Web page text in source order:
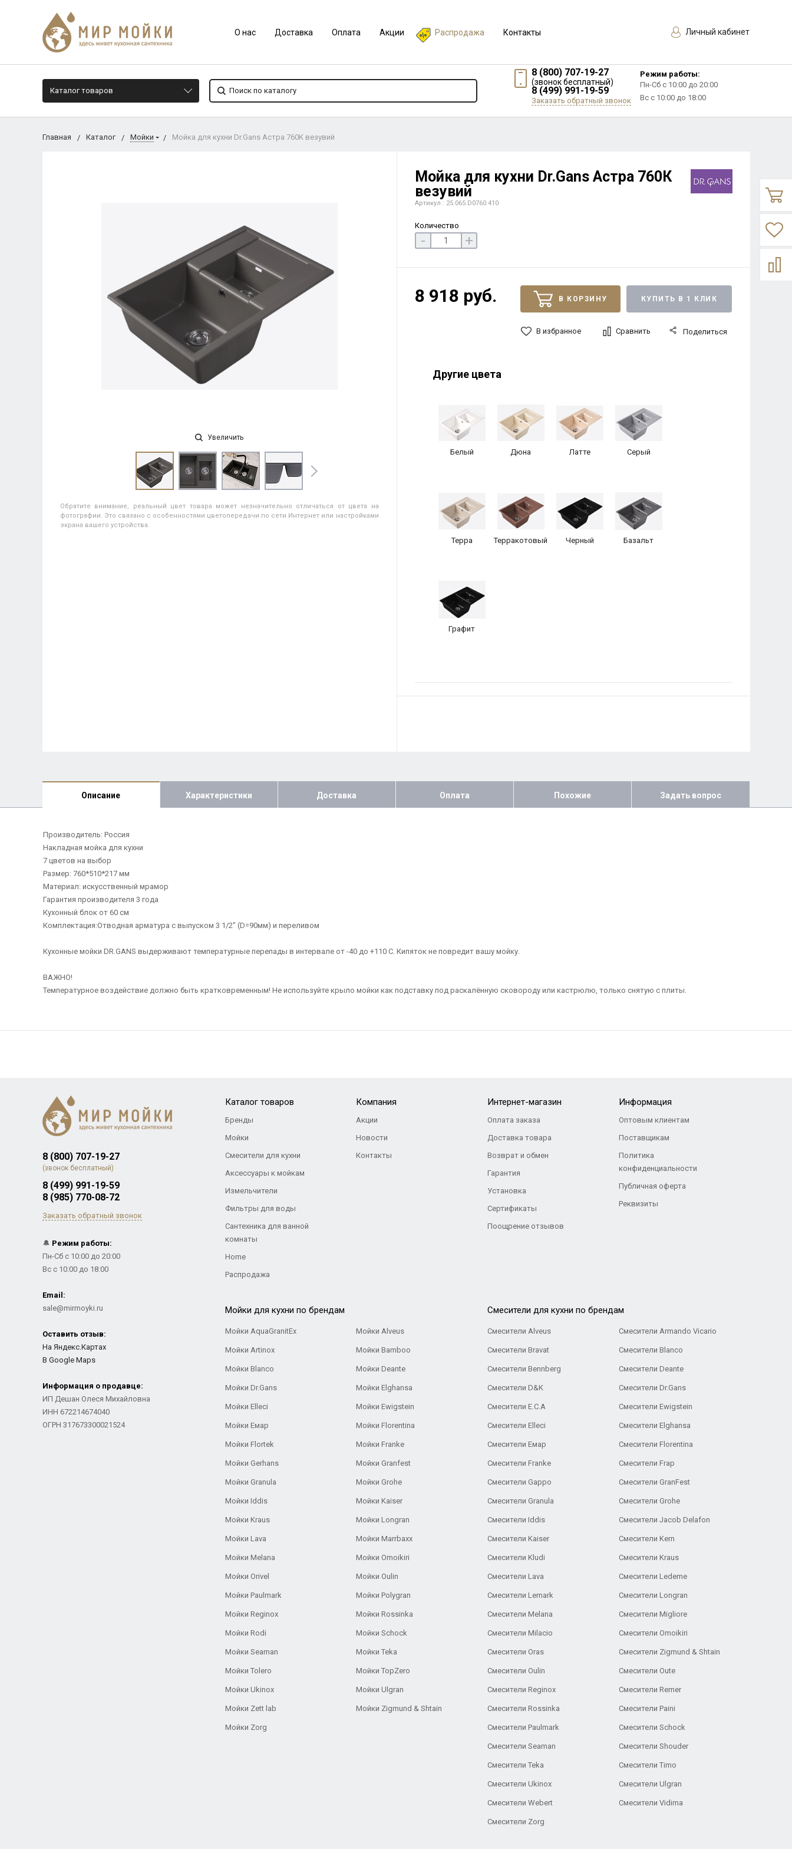
О нас Доставка Оплата Акции Распродажа Контакты Личный кабинет
Каталог товаров
8 (800) 707-19-27
(звонок бесплатный)
8 (499) 991-19-59
Заказать обратный звонок
Режим работы:
Пн-Сб с 10:00 до 20:00
Вс с 10:00 до 18:00
Главная Каталог Мойки Мойка для кухни Dr.Gans Астра 760К везувий
Увеличить
Обратите внимание, реальный цвет товара может незначительно отличаться от цвета на
фотографии. Это связано с особенностями цветопередачи по сети Интернет или настройками
экрана вашего устройства.
Мойка для кухни Dr.Gans Астра 760К
везувий
Артикул : 25.065.D0760.410
Количество
- +
8 918 руб. В КОРЗИНУ КУПИТЬ В 1 КЛИК
В избранное Сравнить Поделиться
Другие цвета
Белый Дюна Латте Серый
Терра Терракотовый Черный Базальт
Графит
Описание Характеристики Доставка Оплата Похожие Задать вопрос
Производитель: Россия
Накладная мойка для кухни
7 цветов на выбор
Размер: 760*510*217 мм
Материал: искусственный мрамор
Гарантия производителя 3 года
Кухонный блок от 60 см
Комплектация:Отводная арматура с выпуском 3 1/2" (D=90мм) и переливом
Кухонные мойки DR.GANS выдерживают температурные перепады в интервале от -40 до +110 С. Кипяток не повредит вашу мойку.
ВАЖНО!
Температурное воздействие должно быть кратковременным! Не используйте крыло мойки как подставку под раскалённую сковороду или кастрюлю, только снятую с плиты.
8 (800) 707-19-27
(звонок бесплатный)
8 (499) 991-19-59
8 (985) 770-08-72
Заказать обратный звонок
🔔 Режим работы:
Пн-Сб с 10:00 до 20:00
Вс с 10:00 до 18:00
Email:
sale@mirmoyki.ru
Оставить отзыв:
На Яндекс.Картах
В Google Maps
Информация о продавце:
ИП Дешан Олеся Михайловна
ИНН 672214674040
ОГРН 317673300021524
Каталог товаров
Бренды
Мойки
Смесители для кухни
Аксессуары к мойкам
Измельчители
Фильтры для воды
Сантехника для ванной
комнаты
Home
Распродажа
Компания
Акции
Новости
Контакты
Интернет-магазин
Оплата заказа
Доставка товара
Возврат и обмен
Гарантия
Установка
Сертификаты
Поощрение отзывов
Информация
Оптовым клиентам
Поставщикам
Политика
конфиденциальности
Публичная оферта
Реквизиты
Мойки для кухни по брендам
Мойки AquaGranitEx Мойки Alveus
Мойки Artinox Мойки Bamboo
Мойки Blanco Мойки Deante
Мойки Dr.Gans Мойки Elghansa
Мойки Elleci Мойки Ewigstein
Мойки Емар Мойки Florentina
Мойки Flortek Мойки Franke
Мойки Gerhans Мойки Granfest
Мойки Granula Мойки Grohe
Мойки Iddis Мойки Kaiser
Мойки Kraus Мойки Longran
Мойки Lava Мойки Marrbaxx
Мойки Melana Мойки Omoikiri
Мойки Orivel Мойки Oulin
Мойки Paulmark Мойки Polygran
Мойки Reginox Мойки Rossinka
Мойки Rodi Мойки Schock
Мойки Seaman Мойки Teka
Мойки Tolero Мойки TopZero
Мойки Ukinox Мойки Ulgran
Мойки Zett lab Мойки Zigmund & Shtain
Мойки Zorg
Cмесители для кухни по брендам
Смесители Alveus Смесители Armando Vicario
Смесители Bravat Смесители Blanco
Смесители Bennberg Смесители Deante
Смесители D&K Смесители Dr.Gans
Смесители E.C.A Cмесители Ewigstein
Смесители Elleci Смесители Elghansa
Смесители Емар Смесители Florentina
Смесители Franke Смесители Frap
Смесители Gappo Смесители GranFest
Смесители Granula Смесители Grohe
Смесители Iddis Смесители Jacob Delafon
Смесители Kaiser Смесители Kern
Смесители Kludi Смесители Kraus
Смесители Lava Смесители Ledeme
Смесители Lemark Смесители Longran
Смесители Melana Смесители Migliore
Смесители Milacio Смесители Omoikiri
Смесители Oras Смесители Zigmund & Shtain
Смесители Oulin Смесители Oute
Смесители Reginox Смесители Remer
Смесители Rossinka Смесители Paini
Смесители Paulmark Смесители Schock
Смесители Seaman Смесители Shouder
Смесители Teka Смесители Timo
Смесители Ukinox Смесители Ulgran
Смесители Webert Смесители Vidima
Смесители Zorg